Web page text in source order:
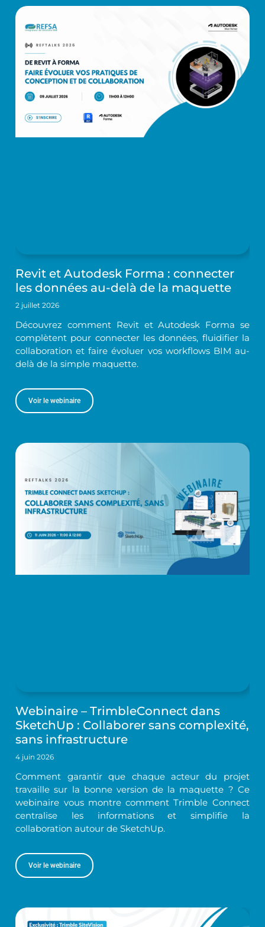
Revit et Autodesk Forma : connecter
les données au-delà de la maquette
2 juillet 2026
Découvrez comment Revit et Autodesk Forma se
complètent pour connecter les données, fluidifier la
collaboration et faire évoluer vos workflows BIM au-
delà de la simple maquette.
Voir le webinaire
Webinaire – TrimbleConnect dans
SketchUp : Collaborer sans complexité,
sans infrastructure
4 juin 2026
Comment garantir que chaque acteur du projet
travaille sur la bonne version de la maquette ? Ce
webinaire vous montre comment Trimble Connect
centralise les informations et simplifie la
collaboration autour de SketchUp.
Voir le webinaire